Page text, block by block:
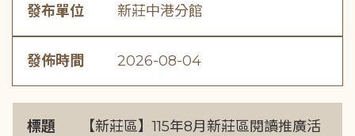
發布單位 新莊中港分館
發佈時間 2026-08-04
標題
【新莊區】115年8月新莊區閱讀推廣活